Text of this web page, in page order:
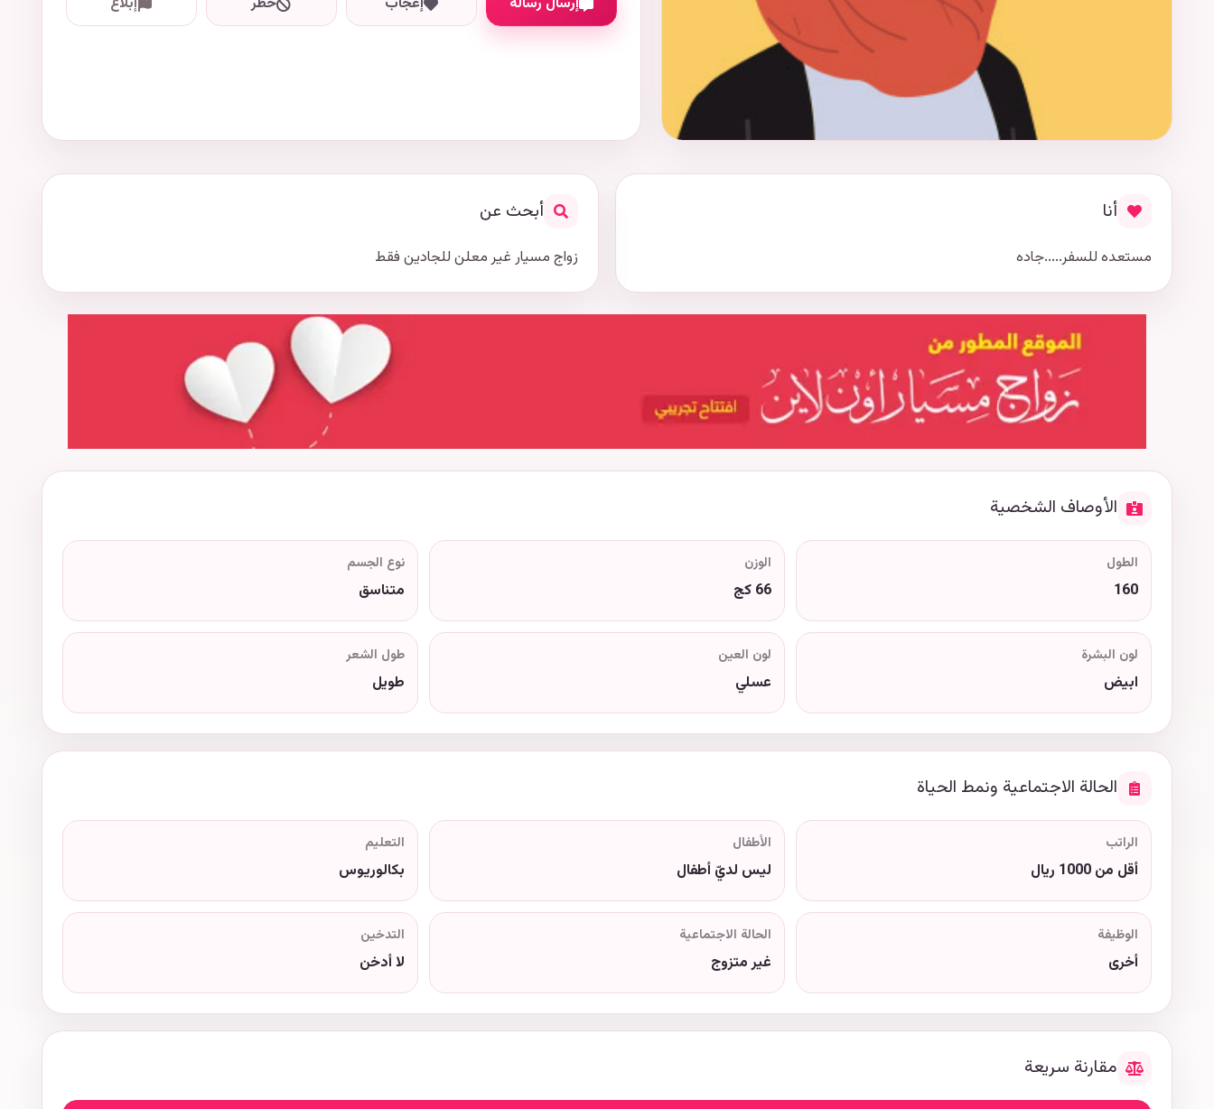
أنا
مستعده للسفر.....جاده
أبحث عن
زواج مسيار غير معلن للجادين فقط
الأوصاف الشخصية
الطول
160
الوزن
66 كج
نوع الجسم
متناسق
لون البشرة
ابيض
لون العين
عسلي
طول الشعر
طويل
الحالة الاجتماعية ونمط الحياة
الراتب
أقل من 1000 ريال
الأطفال
ليس لديّ أطفال
التعليم
بكالوريوس
الوظيفة
أخرى
الحالة الاجتماعية
غير متزوج
التدخين
لا أدخن
مقارنة سريعة